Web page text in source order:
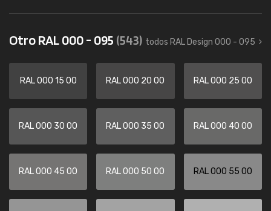
Otro RAL 000 - 095 (543) todos RAL Design 000 - 095
RAL 000 15 00 RAL 000 20 00 RAL 000 25 00
RAL 000 30 00 RAL 000 35 00 RAL 000 40 00
RAL 000 45 00 RAL 000 50 00 RAL 000 55 00